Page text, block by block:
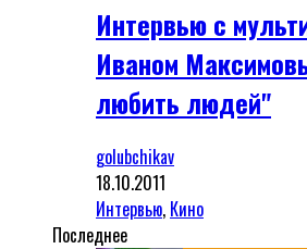
Интервью с
Иваном
любить людей"
golubchikav
18.10.2011
Интервью, Кино
Последнее